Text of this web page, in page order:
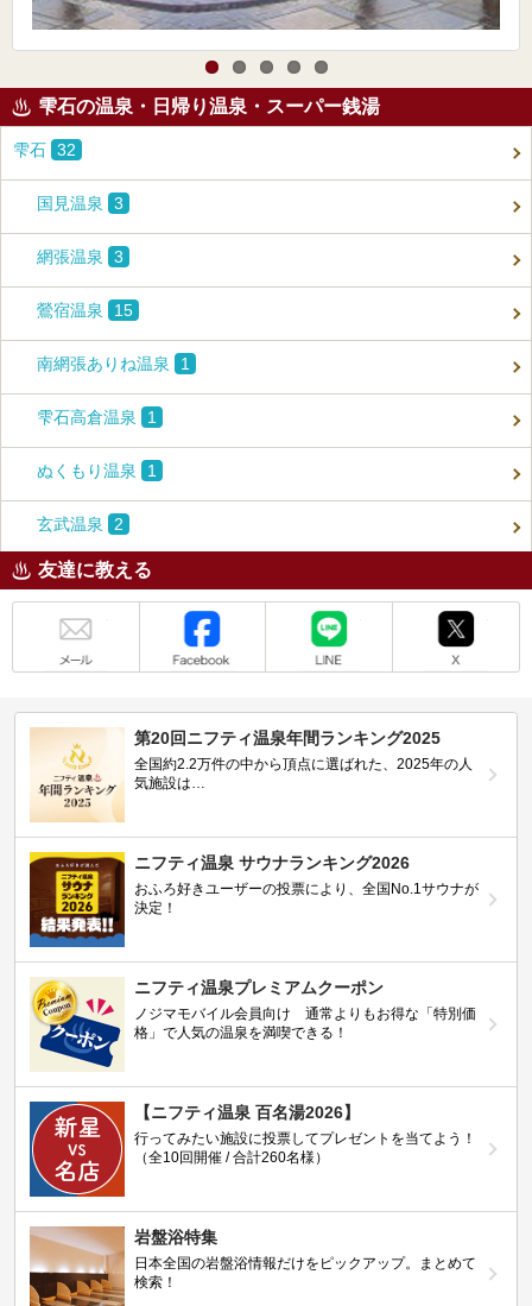
雫石の温泉・日帰り温泉・スーパー銭湯
雫石 32
国見温泉 3
網張温泉 3
鶯宿温泉 15
南網張ありね温泉 1
雫石高倉温泉 1
ぬくもり温泉 1
玄武温泉 2
友達に教える
第20回ニフティ温泉年間ランキング2025
全国約2.2万件の中から頂点に選ばれた、2025年の人
気施設は…
ニフティ温泉 サウナランキング2026
おふろ好きユーザーの投票により、全国No.1サウナが
決定！
ニフティ温泉プレミアムクーポン
ノジマモバイル会員向け 通常よりもお得な「特別価
格」で人気の温泉を満喫できる！
【ニフティ温泉 百名湯2026】
行ってみたい施設に投票してプレゼントを当てよう！
（全10回開催 / 合計260名様）
岩盤浴特集
日本全国の岩盤浴情報だけをピックアップ。まとめて
検索！